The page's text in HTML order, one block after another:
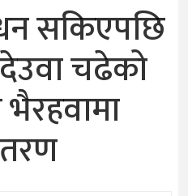
सकिएपछि
देउवा चढेको